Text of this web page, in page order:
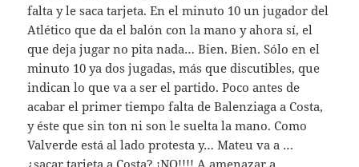
falta y le saca tarjeta. En el minuto 10 un jugador del
Atlético que da el balón con la mano y ahora sí, el
que deja jugar no pita nada… Bien. Bien. Sólo en el
minuto 10 ya dos jugadas, más que discutibles, que
indican lo que va a ser el partido. Poco antes de
acabar el primer tiempo falta de Balenziaga a Costa,
y éste que sin ton ni son le suelta la mano. Como
Valverde está al lado protesta y… Mateu va a …
¿sacar tarjeta a Costa? ¡NO!!!! A amenazar a